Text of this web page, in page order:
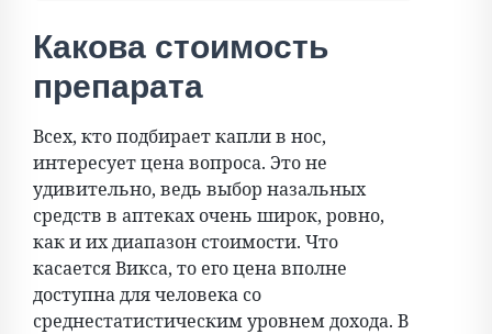
Какова стоимость
препарата
Всех, кто подбирает капли в нос,
интересует цена вопроса. Это не
удивительно, ведь выбор назальных
средств в аптеках очень широк, ровно,
как и их диапазон стоимости. Что
касается Викса, то его цена вполне
доступна для человека со
среднестатистическим уровнем дохода. В